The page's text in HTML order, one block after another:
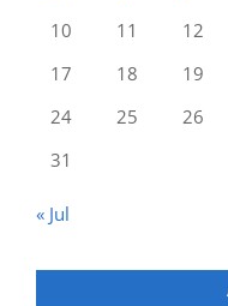
10
11 12
17
18 19
24
25 26
31
« Jul